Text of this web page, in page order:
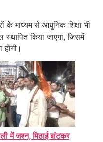
के माध्यम से आधुनिक शिक्षा भी
किया जाएगा, जिसमें
में जश्न, मिठाई बांटकर